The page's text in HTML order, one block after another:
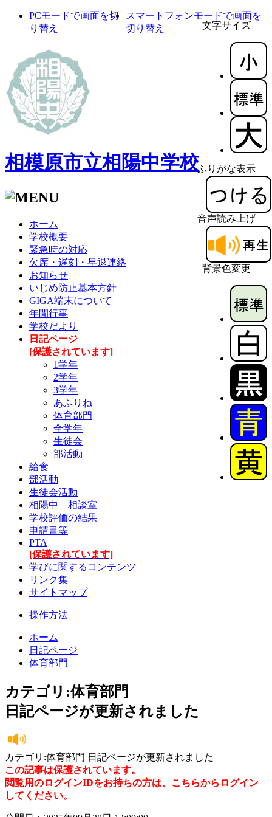
文字サイズ
ふりがな表示
音声読み上げ
背景色変更
PCモードで画面を切
り替え
スマートフォンモードで画面を
切り替え
相模原市立相陽中学校
ホーム
学校概要
緊急時の対応
欠席・遅刻・早退連絡
お知らせ
いじめ防止基本方針
GIGA端末について
年間行事
学校だより
日記ページ
[保護されています]
1学年
2学年
3学年
あふりね
体育部門
全学年
生徒会
部活動
給食
部活動
生徒会活動
相陽中 相談室
学校評価の結果
申請書等
PTA
[保護されています]
学びに関するコンテンツ
リンク集
サイトマップ
操作方法
ホーム
日記ページ
体育部門
カテゴリ:体育部門
日記ページが更新されました
カテゴリ:体育部門 日記ページが更新されました
この記事は保護されています。
閲覧用のログインIDをお持ちの方は、 こちらからログイン
してください。